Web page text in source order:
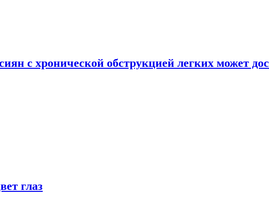
с хронической обструкцией легких может
глаз